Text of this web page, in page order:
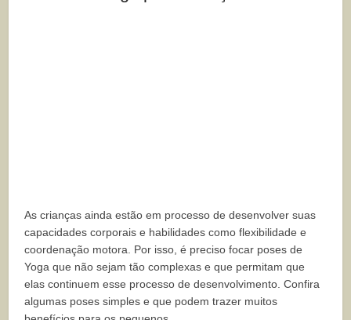
As crianças ainda estão em processo de desenvolver suas
capacidades corporais e habilidades como flexibilidade e
coordenação motora. Por isso, é preciso focar poses de
Yoga que não sejam tão complexas e que permitam que
elas continuem esse processo de desenvolvimento. Confira
algumas poses simples e que podem trazer muitos